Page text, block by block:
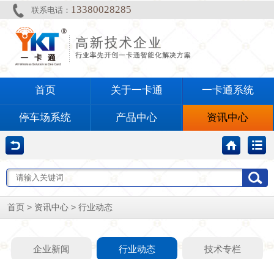
联系电话： 13380028285
首页 关于一卡通 一卡通系统
停车场系统 产品中心 资讯中心
首页 > 资讯中心 > 行业动态
企业新闻 行业动态 技术专栏